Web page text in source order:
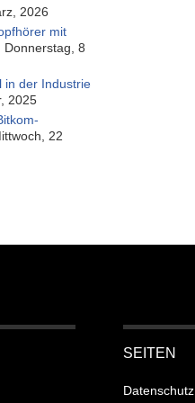
2026
mit
Donnerstag, 8
in der Industrie
2025
22
SEITEN
Datenschutz